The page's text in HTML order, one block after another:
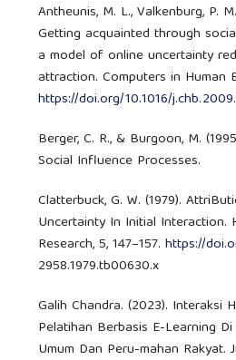
Antheunis, M. L., Valkenburg, P.
Getting acquainted through
a model of online uncertainty
attraction. Computers in Human
https://doi.org/10.1016/
Berger, C. R., & Burgoon, M.
Social Influence Processes.
Clatterbuck, G. W. (1979).
Uncertainty In Initial Interaction.
Research, 5, 147–157.https://
2958.1979.tb00630.x
Galih Chandra. (2023). Interaksi
Pelatihan Berbasis E-Learning
Umum Dan Peru-mahan Rakyat.